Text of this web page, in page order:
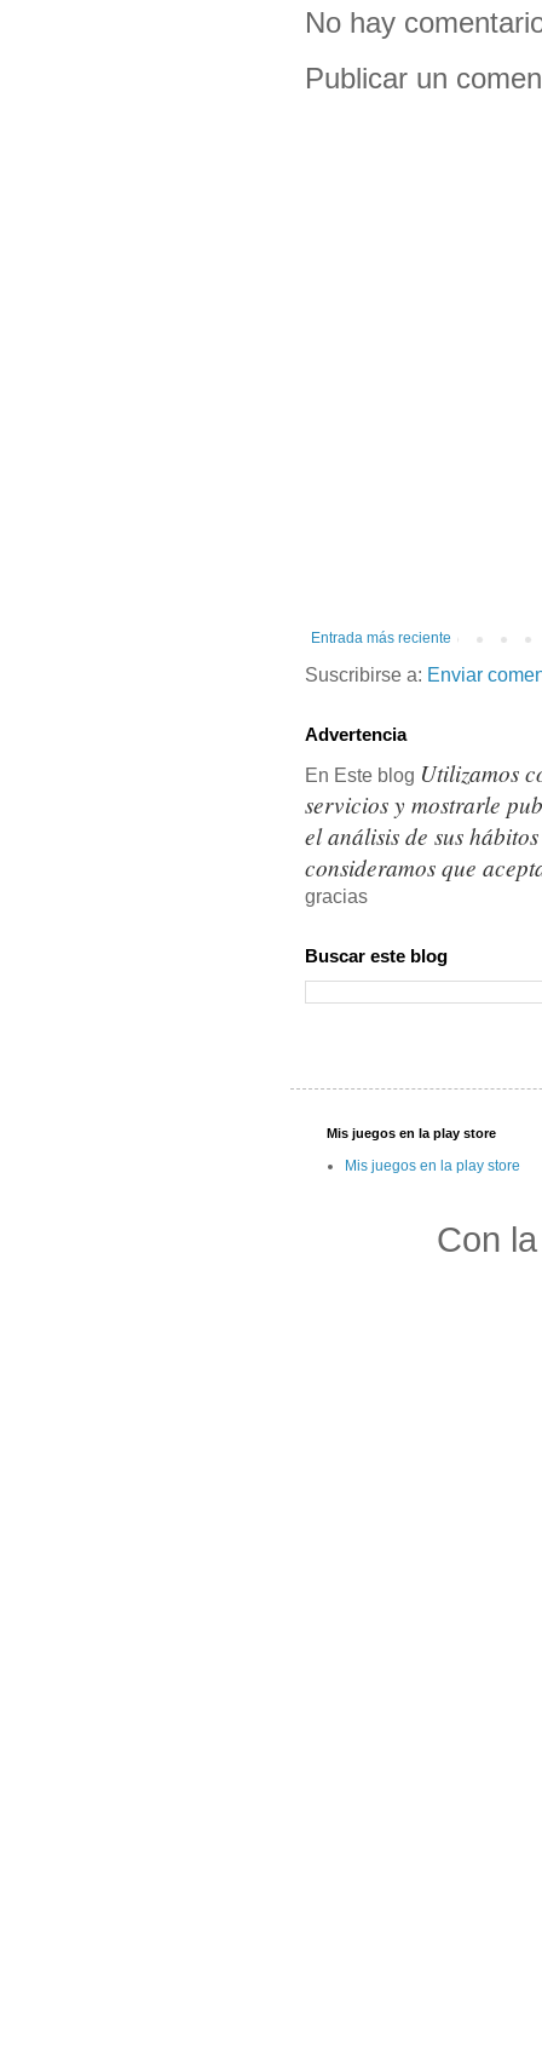
No hay
Publicar un
Entrada más reciente
Suscribirse a: Enviar
Advertencia
En Este blog Utilizamos
servicios y mostrarle
el análisis de sus
consideramos que
gracias
Buscar este blog
Mis juegos en la play store
Mis juegos en la play store
Con